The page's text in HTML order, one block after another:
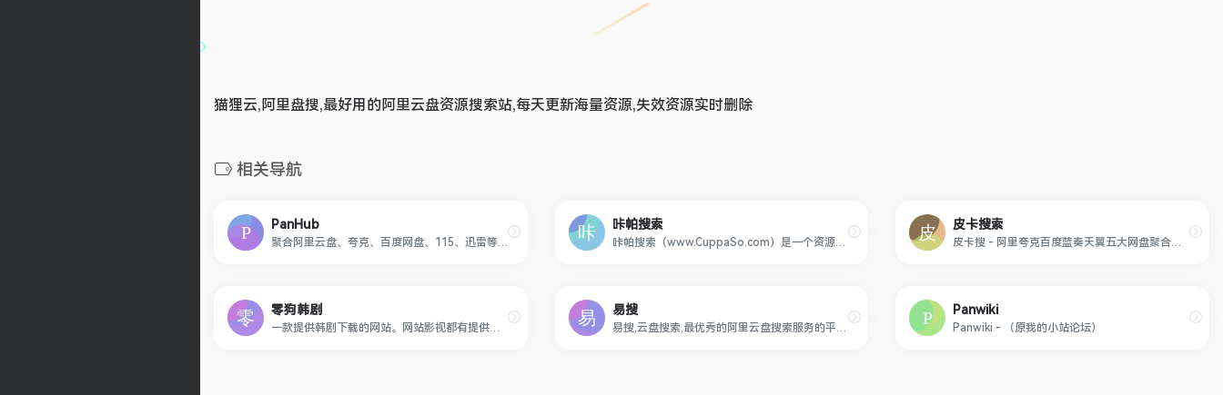
猫狸云,阿里盘搜,最好用的阿里云盘资源搜索站,每天更新海量资源,失效资源实时删除
相关导航
PanHub
聚合阿里云盘、夸克、百度网盘、115、迅雷等平台，实时检索各类分享链接与资源，免费、快速、无广告。
咔帕搜索
咔帕搜索（www.CuppaSo.com）是一个资源超丰富的综合资源搜索网站,咔帕搜索专注于收录全网综合盘资源，包括：影视资源、音乐资源、图片资源、电子书资源、软件资源、小说资源等等。只需要输入关键词即可搜索综合云盘资源,直接提供综合云盘分享链接,大家可以保存至自己的综合云盘,或者直接下载。
皮卡搜索
皮卡搜 - 阿里夸克百度蓝奏天翼五大网盘聚合搜索引擎，10000000+ 网盘资源免费无偿分享，坚持做最好的网盘搜索引擎！
零狗韩剧
一款提供韩剧下载的网站。网站影视都有提供阿里云盘链接与夸克网盘链接。资源无套路，直接显示，点击即可转存。
易搜
易搜,云盘搜索,最优秀的阿里云盘搜索服务的平台,收集各类阿里云盘资源提供一站式搜索功能,推动互联网优质资源的高效传递!
Panwiki
Panwiki - （原我的小站论坛）